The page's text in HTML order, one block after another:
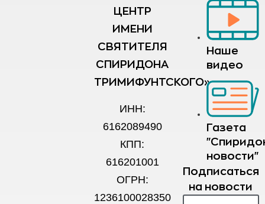
ЦЕНТР
ИМЕНИ
СВЯТИТЕЛЯ
СПИРИДОНА
ТРИМИФУНТСКОГО»
ИНН:
6162089490
КПП:
616201001
ОГРН:
1236100028350
Наше
видео
Газета
новости"
Подписаться
на новости